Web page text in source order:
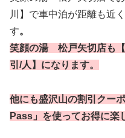
川】で車中泊が距離も近
す。
笑顔の湯 松戸矢切店も
引/人】になります。
他にも盛沢山の割引クー
Pass」を使ってお得に楽